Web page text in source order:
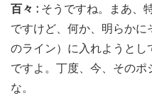
百々 : そうですね。まあ、
ですけど、何か、明らか
のライン）に入れようと
ですよ。丁度、今、その
な。